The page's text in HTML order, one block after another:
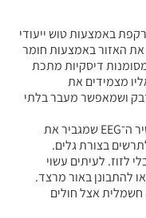
באמצעות טוש ייעודי
האזור באמצעות חומר
דיסקיות מתכת
מצמידים את
ושמאפשר מעבר בלתי
האלקטרודות מחוברות בחוטי חשמל למכשיר ה־EEG שמגביר את
בצורת גלים.
לזוז. לעיתים עשוי
להתבונן באור מרצד.
חשמלית אצל חולים